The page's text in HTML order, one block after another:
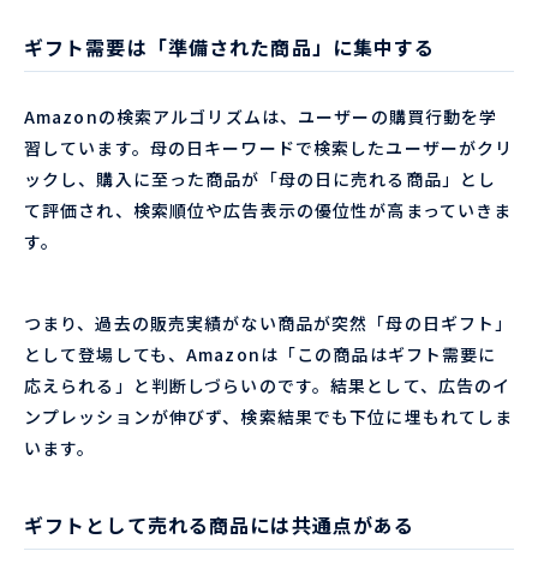
ギフト需要は「準備された商品」に集中する
Amazonの検索アルゴリズムは、ユーザーの購買行動を学
習しています。母の日キーワードで検索したユーザーがクリ
ックし、購入に至った商品が「母の日に売れる商品」とし
て評価され、検索順位や広告表示の優位性が高まっていきま
す。
つまり、過去の販売実績がない商品が突然「母の日ギフト」
として登場しても、Amazonは「この商品はギフト需要に
応えられる」と判断しづらいのです。結果として、広告のイ
ンプレッションが伸びず、検索結果でも下位に埋もれてしま
います。
ギフトとして売れる商品には共通点がある